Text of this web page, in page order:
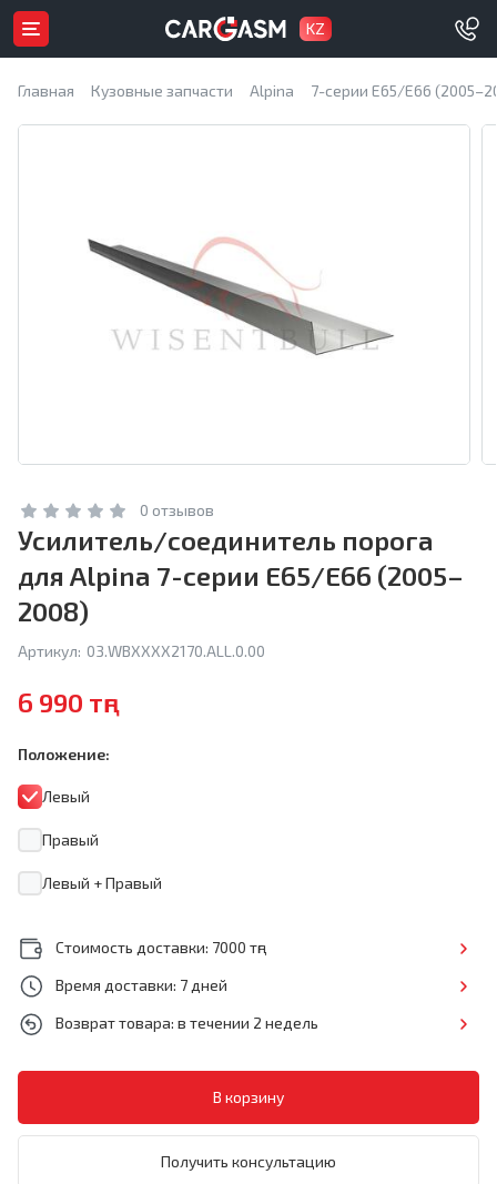
KZ
Главная Кузовные запчасти Alpina 7-серии E65/E66
0 отзывов
Усилитель/соединитель порога
для Alpina 7-серии E65/E66 (2005–
2008)
Артикул: 03.WBXXXX2170.ALL.0.00
6 990 тңг
Положение:
Левый
Правый
Левый + Правый
Стоимость доставки: 7000 тңг
Время доставки: 7 дней
Возврат товара: в течении 2 недель
Получить консультацию